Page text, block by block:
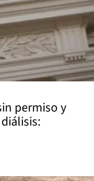
permiso y